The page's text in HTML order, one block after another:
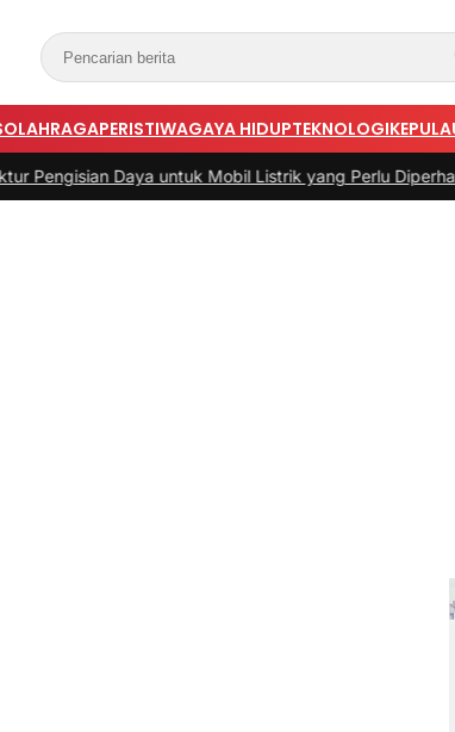
OLAHRAGAPERISTIWAGAYA HIDUPTEKNOLOGI
Daya untuk Mobil Listrik yang Perlu Diperhatikan|#3 -